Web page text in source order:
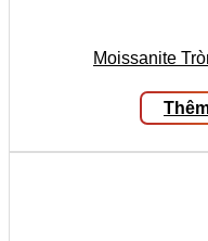
Moissanite